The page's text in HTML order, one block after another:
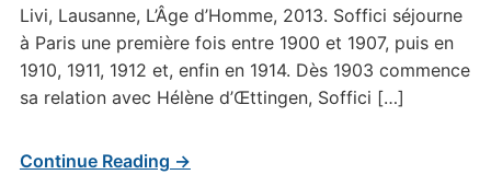
Livi, Lausanne, L’Âge d’Homme, 2013. Soffici séjourne
à Paris une première fois entre 1900 et 1907, puis en
1910, 1911, 1912 et, enfin en 1914. Dès 1903 commence
sa relation avec Hélène d’Œttingen, Soffici […]
Continue Reading →